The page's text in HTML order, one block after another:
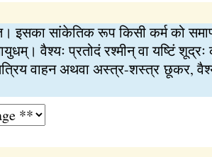
इसका सांकेतिक रूप किसी कर्म को
वैश्यः प्रतोदं रश्मीन् वा यष्टिं
वाहन अथवा अस्त्र-शस्त्र छूकर,